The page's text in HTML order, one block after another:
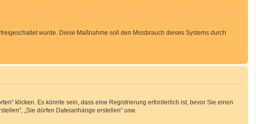
wurde. Diese Maßnahme soll den Missbrauch dieses Systems durch
klicken. Es könnte sein, dass eine Registrierung erforderlich ist, bevor Sie einen
„Sie dürfen Dateianhänge erstellen“ usw.